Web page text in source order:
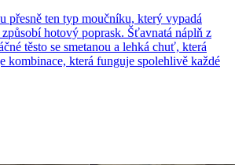
přesně ten typ moučníku, který vypadá
způsobí hotový poprask. Šťavnatá náplň z
těsto se smetanou a lehká chuť, která
kombinace, která funguje spolehlivě každé